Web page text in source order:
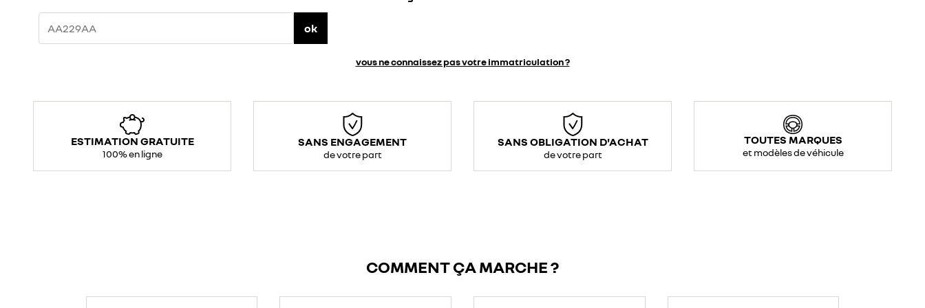
ok
vous ne connaissez pas votre immatriculation ?
ESTIMATION GRATUITE
100% en ligne
SANS ENGAGEMENT
de votre part
SANS OBLIGATION D'ACHAT
de votre part
TOUTES MARQUES
et modèles de véhicule
COMMENT ÇA MARCHE ?